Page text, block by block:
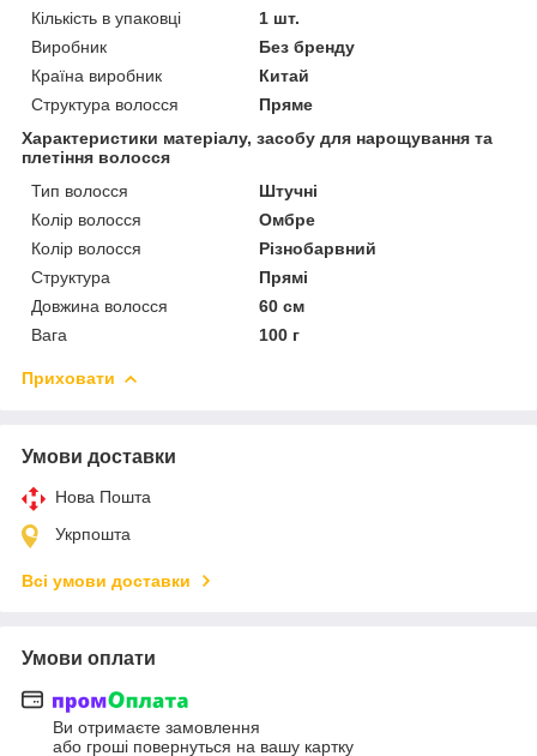
Кількість в упаковці
1 шт.
Виробник
Без бренду
Країна виробник
Китай
Структура волосся
Пряме
Характеристики матеріалу, засобу для нарощування та
плетіння волосся
Тип волосся
Штучні
Колір волосся
Омбре
Колір волосся
Різнобарвний
Структура
Прямі
Довжина волосся
60 см
Вага
100 г
Приховати
Умови доставки
Нова Пошта
Укрпошта
Всі умови доставки
Умови оплати
Ви отримаєте замовлення
або гроші повернуться на вашу картку